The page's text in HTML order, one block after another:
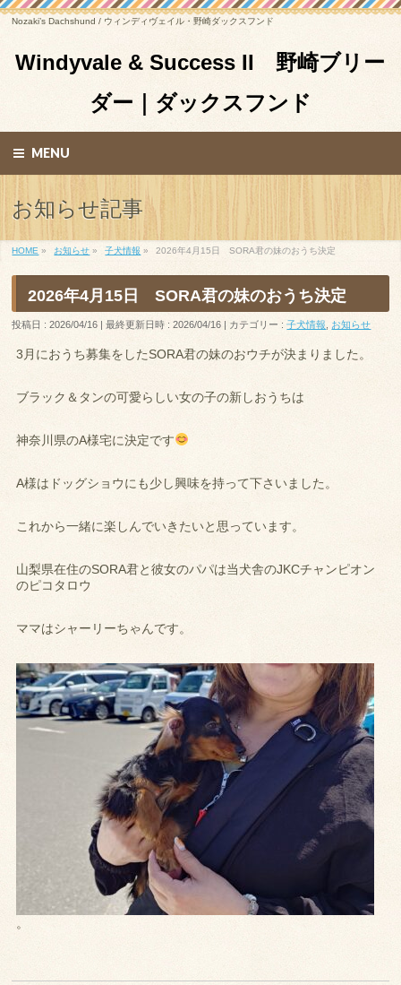
Nozaki’s Dachshund / ウィンディヴェイル・野崎ダックスフンド
Windyvale & Success II 野崎ブリー
ダー｜ダックスフンド
MENU
お知らせ記事
HOME » お知らせ » 子犬情報 » 2026年4月15日 SORA君の妹のおうち決定
2026年4月15日 SORA君の妹のおうち決定
投稿日 : 2026/04/16 最終更新日時 : 2026/04/16 カテゴリー :子犬情報 お知らせ
3月におうち募集をしたSORA君の妹のおウチが決まりました。
ブラック＆タンの可愛らしい女の子の新しおうちは
神奈川県のA様宅に決定です
A様はドッグショウにも少し興味を持って下さいました。
これから一緒に楽しんでいきたいと思っています。
山梨県在住のSORA君と彼女のパパは当犬舎のJKCチャンピオン
のピコタロウ
ママはシャーリーちゃんです。
。